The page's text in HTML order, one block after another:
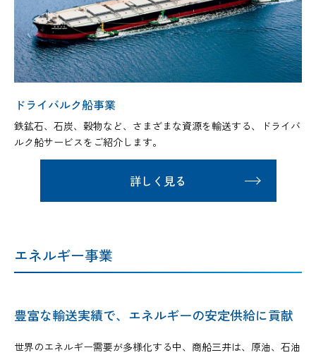
ドライバルク船事業
鉄鉱石、石炭、穀物など、さまざまな資源を輸送する、ドライバ
ルク船サービスをご紹介します。
詳しく見る
エネルギー事業
豊富な輸送実績で、エネルギーの安定供給に貢献
世界のエネルギー需要が多様化する中、商船三井は、原油、石油